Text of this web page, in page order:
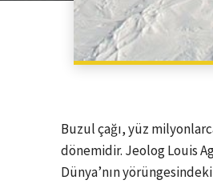
Buzul çağı, yüz
dönemidir. Jeolog Louis
Dünya’nın